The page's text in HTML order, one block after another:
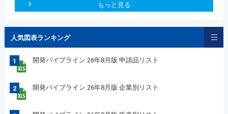
もっと見る
人気図表ランキング
1 開発パイプライン 26年8月版 申請品リスト
2 開発パイプライン 26年8月版 企業別リスト